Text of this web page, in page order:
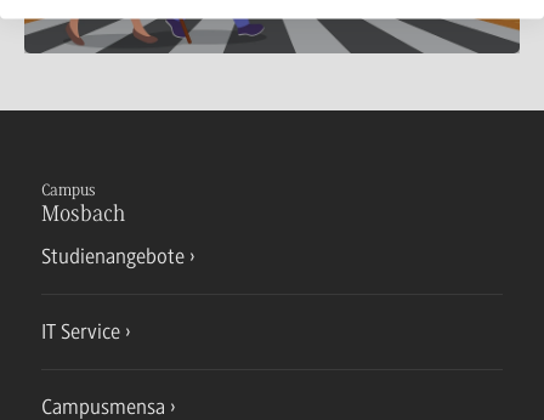
Campus
Mosbach
Studienangebote
IT Service
Campusmensa